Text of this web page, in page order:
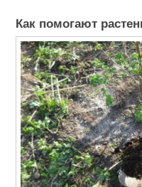
Как помогают